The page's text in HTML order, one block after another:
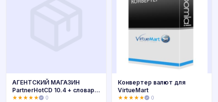
АГЕНТСКИЙ МАГАЗИН
PartnerHotCD 10.4 + словарь
1757 слов
★★★★★ 0
Конвертер валют для
VirtueMart
★★★★★ 0